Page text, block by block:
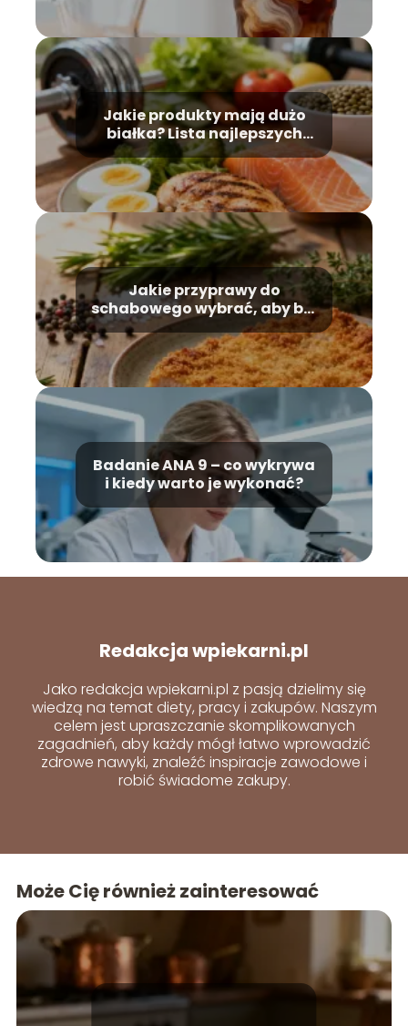
Jakie produkty mają dużo
białka? Lista najlepszych
źródeł
Jakie przyprawy do
schabowego wybrać, aby był
idealny?
Badanie ANA 9 – co wykrywa
i kiedy warto je wykonać?
Redakcja wpiekarni.pl
Jako redakcja wpiekarni.pl z pasją dzielimy się
wiedzą na temat diety, pracy i zakupów. Naszym
celem jest upraszczanie skomplikowanych
zagadnień, aby każdy mógł łatwo wprowadzić
zdrowe nawyki, znaleźć inspiracje zawodowe i
robić świadome zakupy.
Może Cię również zainteresować